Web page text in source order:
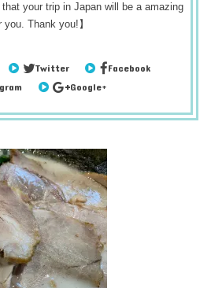
your trip in Japan will be a amazing
Thank you!】
Twitter
Facebook
Google+